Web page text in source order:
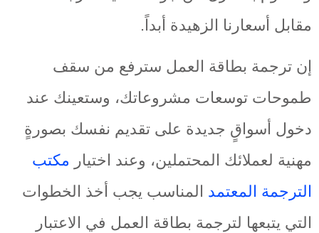
مقابل أسعارنا الزهيدة أبداً.
إن ترجمة بطاقة العمل سترفع من سقف
طموحات توسعات مشروعاتك، وستعينك عند
دخول أسواقٍ جديدة على تقديم نفسك بصورةٍ
مهنية لعملائك المحتملين، وعند اختيار مكتب
الترجمة المعتمدالمناسب يجب أخذ الخطوات
التي يتبعها لترجمة بطاقة العمل في الاعتبار